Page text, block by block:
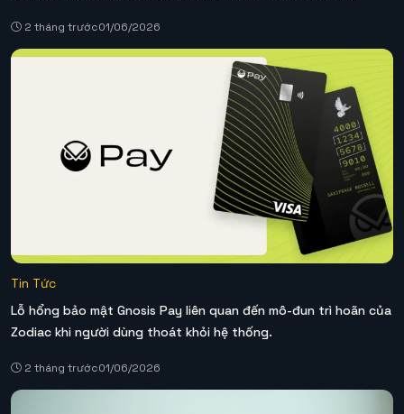
2 tháng trước01/06/2026
Tin Tức
Lỗ hổng bảo mật Gnosis Pay liên quan đến mô-đun trì hoãn của
Zodiac khi người dùng thoát khỏi hệ thống.
2 tháng trước01/06/2026